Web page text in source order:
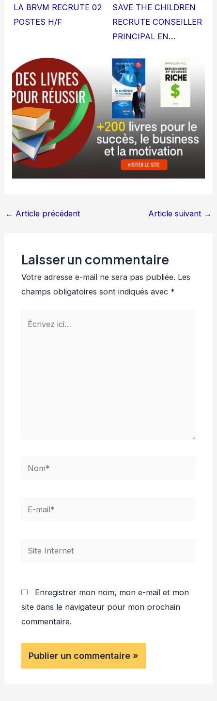
LA BRVM RECRUTE 02
POSTES H/F
SAVE THE CHILDREN
RECRUTE CONSEILLER
PRINCIPAL EN…
← Article précédent Article suivant →
Laisser un commentaire
Votre adresse e-mail ne sera pas publiée. Les
champs obligatoires sont indiqués avec *
Écrivez
Nom*
E-
Site
Enregistrer mon nom, mon e-mail et mon
site dans le navigateur pour mon prochain
commentaire.